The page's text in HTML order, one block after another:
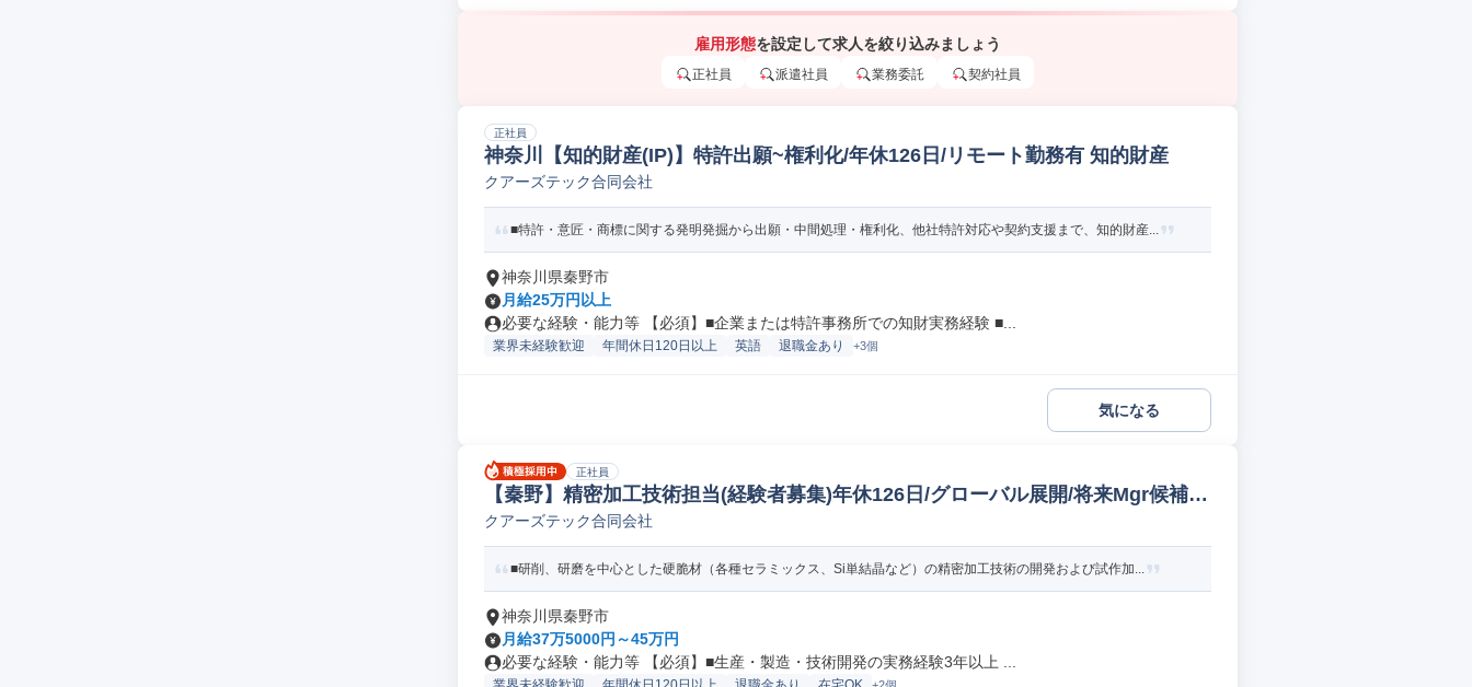
雇用形態を設定して求人を絞り込みましょう
正社員 派遣社員 業務委託 契約社員
正社員
神奈川【知的財産(IP)】特許出願~権利化/年休126日/リモート勤務有 知的財産
クアーズテック合同会社
■特許・意匠・商標に関する発明発掘から出願・中間処理・権利化、他社特許対応や契約支援まで、知的財産...
神奈川県秦野市
月給25万円以上
必要な経験・能力等 【必須】■企業または特許事務所での知財実務経験 ■...
業界未経験歓迎 年間休日120日以上 英語 退職金あり +3個
気になる
正社員
【秦野】精密加工技術担当(経験者募集)年休126日/グローバル展開/将来Mgr候補
その他化学
クアーズテック合同会社
■研削、研磨を中心とした硬脆材（各種セラミックス、Si単結晶など）の精密加工技術の開発および試作加...
神奈川県秦野市
月給37万5000円～45万円
必要な経験・能力等 【必須】■生産・製造・技術開発の実務経験3年以上 ...